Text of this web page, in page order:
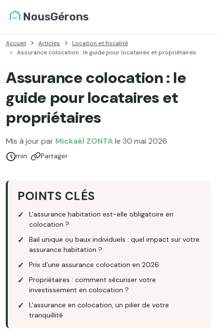
NousGérons
Accueil Articles
Location et fiscalité
Assurance colocation : le guide pour locataires et propriétaires
Assurance colocation : le
guide pour locataires et
propriétaires
Mis à jour par Mickaël ZONTAle 30 mai 2026
Temps de lecture :
min Partager
POINTS CLÉS
L'assurance habitation est-elle obligatoire en
colocation ?
Bail unique ou baux individuels : quel impact sur votre
assurance habitation ?
Prix d'une assurance colocation en 2026
Propriétaires : comment sécuriser votre
investissement en colocation ?
L'assurance en colocation, un pilier de votre
tranquillité